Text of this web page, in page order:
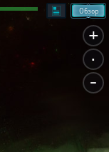
+
.
-
Обзор